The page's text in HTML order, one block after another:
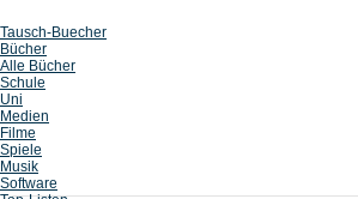
Tausch-Buecher
Bücher
Alle Bücher
Schule
Uni
Medien
Filme
Spiele
Musik
Software